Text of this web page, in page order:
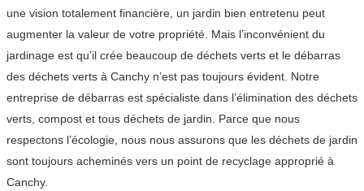
une vision totalement financière, un jardin bien entretenu peut
augmenter la valeur de votre propriété. Mais l’inconvénient du
jardinage est qu’il crée beaucoup de déchets verts et le débarras
des déchets verts à Canchy n’est pas toujours évident. Notre
entreprise de débarras est spécialiste dans l’élimination des déchets
verts, compost et tous déchets de jardin. Parce que nous
respectons l’écologie, nous nous assurons que les déchets de jardin
sont toujours acheminés vers un point de recyclage approprié à
Canchy.